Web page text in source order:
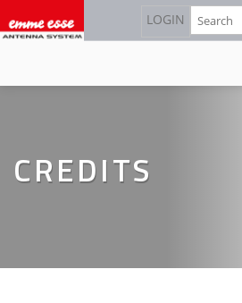
au
contenu
LOGIN Rechercher
CREDITS